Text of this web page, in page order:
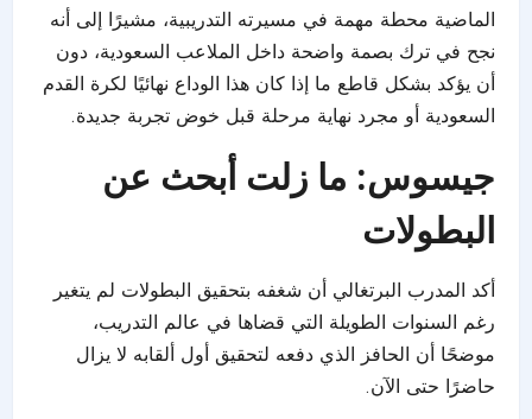
الماضية محطة مهمة في مسيرته التدريبية، مشيرًا إلى أنه
نجح في ترك بصمة واضحة داخل الملاعب السعودية، دون
أن يؤكد بشكل قاطع ما إذا كان هذا الوداع نهائيًا لكرة القدم
السعودية أو مجرد نهاية مرحلة قبل خوض تجربة جديدة.
جيسوس: ما زلت أبحث عن
البطولات
أكد المدرب البرتغالي أن شغفه بتحقيق البطولات لم يتغير
رغم السنوات الطويلة التي قضاها في عالم التدريب،
موضحًا أن الحافز الذي دفعه لتحقيق أول ألقابه لا يزال
حاضرًا حتى الآن.